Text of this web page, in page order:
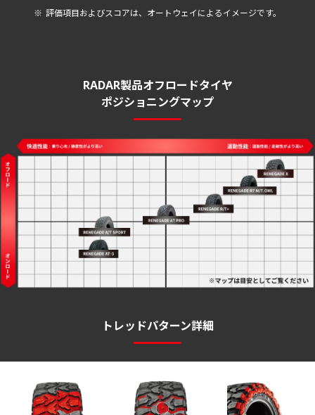
評価項目およびスコアは、オートウェイによるイメージです。
RADAR製品オフロードタイヤ
ポジショニングマップ
トレッドパターン詳細